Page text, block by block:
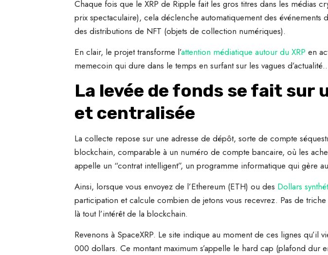
Chaque fois que le XRP de Ripple fait les gros titres dans les médias
prix spectaculaire), cela déclenche automatiquement des événements
des distributions de NFT (objets de collection numériques).
En clair, le projet transforme l’attention médiatique autour du XRP en
memecoin qui dure dans le temps en surfant sur les vagues
La levée de fonds se fait sur
et centralisée
La collecte repose sur une adresse de dépôt, sorte de compte
blockchain, comparable à un numéro de compte bancaire, où les
appelle un “contrat intelligent”, un programme informatique qui gère
Ainsi, lorsque vous envoyez de l’Ethereum (ETH) ou des Dollars
participation et calcule combien de jetons vous recevrez. Pas de
là tout l’intérêt de la blockchain.
Revenons à SpaceXRP. Le site indique au moment de ces lignes
000 dollars. Ce montant maximum s’appelle le hard cap (plafond dur